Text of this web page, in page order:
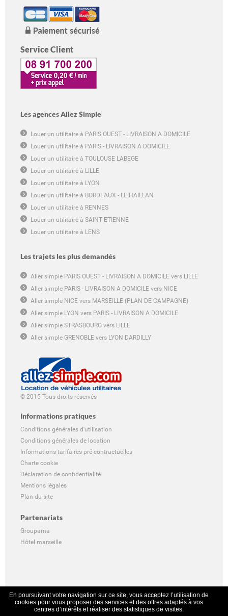
Service Client
Les agences Allez Simple
Louer un utilitaire à PARIS OUEST - LIVRAISON A DOMICILE
Louer un utilitaire à PARIS - LIVRAISON A DOMICILE
Louer un utilitaire à TOULOUSE LABEGE
Louer un utilitaire à LILLE
Louer un utilitaire à LYON
Louer un utilitaire à BORDEAUX - LE HAILLAN
Louer un utilitaire à RENNES
Louer un utilitaire à SAINT ETIENNE
Louer un utilitaire à LENS
Les trajets les plus demandés
Aller simple PARIS OUEST - LIVRAISON A DOMICILE vers LILLE
Aller simple PARIS - LIVRAISON A DOMICILE vers NICE
Aller simple NICE vers MARSEILLE (PLAN DE CAMPAGNE)
Aller simple LYON vers PARIS - LIVRAISON A DOMICILE
Aller simple STRASBOURG vers LILLE
Aller simple GRENOBLE vers LYON DARDILLY
© 2015 Tous droits réservés
Informations pratiques
Conditions générales d'utilisation
Conditions générales de location
Informations tarifaires pré-contractuelles
Charte cookie
Déclaration de confidentialité
Mentions légales
Plan du site
Partenariats
Groupama
Hôtel marseille
En poursuivant votre navigation sur ce site, vous acceptez l’utilisation de
cookies pour vous proposer des services et des offres adaptés à vos
centres d’intérêts et réaliser des statistiques de visites.